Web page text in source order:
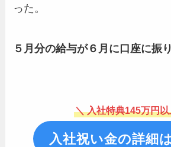
った。
５月分の給与が６月に口座に振
＼ 入社特典145万円以
入社祝い金の詳細